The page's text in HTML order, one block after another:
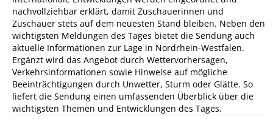
nachvollziehbar erklärt, damit Zuschauerinnen und
Zuschauer stets auf dem neuesten Stand bleiben. Neben den
wichtigsten Meldungen des Tages bietet die Sendung auch
aktuelle Informationen zur Lage in Nordrhein-Westfalen.
Ergänzt wird das Angebot durch Wettervorhersagen,
Verkehrsinformationen sowie Hinweise auf mögliche
Beeinträchtigungen durch Unwetter, Sturm oder Glätte. So
liefert die Sendung einen umfassenden Überblick über die
wichtigsten Themen und Entwicklungen des Tages.